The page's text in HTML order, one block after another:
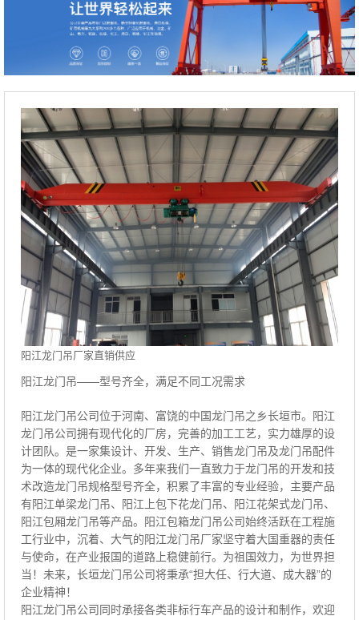
阳江龙门吊厂家直销供应
阳江龙门吊——型号齐全，满足不同工况需求
阳江龙门吊公司位于河南、富饶的中国龙门吊之乡长垣市。阳江
龙门吊公司拥有现代化的厂房，完善的加工工艺，实力雄厚的设
计团队。是一家集设计、开发、生产、销售龙门吊及龙门吊配件
为一体的现代化企业。多年来我们一直致力于龙门吊的开发和技
术改造龙门吊规格型号齐全，积累了丰富的专业经验，主要产品
有阳江单梁龙门吊、阳江上包下花龙门吊、阳江花架式龙门吊、
阳江包厢龙门吊等产品。阳江包箱龙门吊公司始终活跃在工程施
工行业中，沉着、大气的阳江龙门吊厂家坚守着大国重器的责任
与使命，在产业报国的道路上稳健前行。为祖国效力，为世界担
当！未来，长垣龙门吊公司将秉承“担大任、行大道、成大器”的
企业精神！
阳江龙门吊公司同时承接各类非标行车产品的设计和制作，欢迎